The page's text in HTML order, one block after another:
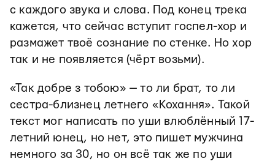
с каждого звука и слова. Под конец трека
кажется, что сейчас вступит госпел-хор и
размажет твоё сознание по стенке. Но хор
так и не появляется (чёрт возьми).
«Так добре з тобою» — то ли брат, то ли
сестра-близнец летнего «Кохання». Такой
текст мог написать по уши влюблённый 17-
летний юнец, но нет, это пишет мужчина
немного за 30, но он всё так же по уши